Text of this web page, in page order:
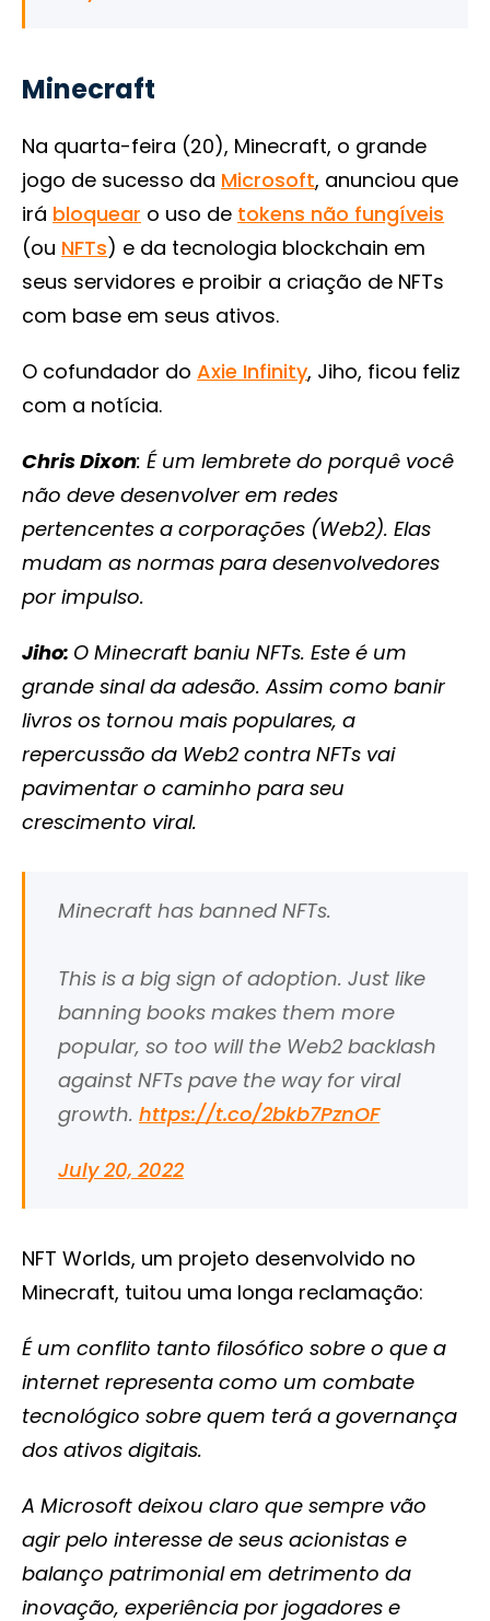
Minecraft
Na quarta-feira (20), Minecraft, o grande
jogo de sucesso da Microsoft, anunciou que
irá bloquear o uso de tokens não fungíveis
(ou NFTs) e da tecnologia blockchain em
seus servidores e proibir a criação de NFTs
com base em seus ativos.
O cofundador do Axie Infinity, Jiho, ficou feliz
com a notícia.
Chris Dixon: É um lembrete do porquê você
não deve desenvolver em redes
pertencentes a corporações (Web2). Elas
mudam as normas para desenvolvedores
por impulso.
Jiho: O Minecraft baniu NFTs. Este é um
grande sinal da adesão. Assim como banir
livros os tornou mais populares, a
repercussão da Web2 contra NFTs vai
pavimentar o caminho para seu
crescimento viral.
Minecraft has banned NFTs.
This is a big sign of adoption. Just like
banning books makes them more
popular, so too will the Web2 backlash
against NFTs pave the way for viral
growth. https://t.co/2bkb7PznOF
July 20, 2022
NFT Worlds, um projeto desenvolvido no
Minecraft, tuitou uma longa reclamação:
É um conflito tanto filosófico sobre o que a
internet representa como um combate
tecnológico sobre quem terá a governança
dos ativos digitais.
A Microsoft deixou claro que sempre vão
agir pelo interesse de seus acionistas e
balanço patrimonial em detrimento da
inovação, experiência por jogadores e